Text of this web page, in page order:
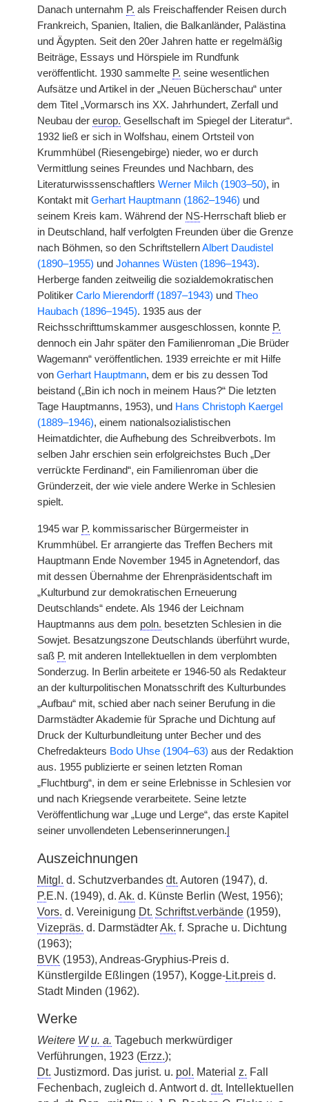
Danach unternahm P. als Freischaffender Reisen durch
Frankreich, Spanien, Italien, die Balkanländer, Palästina
und Ägypten. Seit den 20er Jahren hatte er regelmäßig
Beiträge, Essays und Hörspiele im Rundfunk
veröffentlicht. 1930 sammelte P. seine wesentlichen
Aufsätze und Artikel in der „Neuen Bücherschau“ unter
dem Titel „Vormarsch ins XX. Jahrhundert, Zerfall und
Neubau der europ. Gesellschaft im Spiegel der Literatur“.
1932 ließ er sich in Wolfshau, einem Ortsteil von
Krummhübel (Riesengebirge) nieder, wo er durch
Vermittlung seines Freundes und Nachbarn, des
Literaturwisssenschaftlers Werner Milch (1903–50), in
Kontakt mit Gerhart Hauptmann (1862–1946) und
seinem Kreis kam. Während der NS-Herrschaft blieb er
in Deutschland, half verfolgten Freunden über die Grenze
nach Böhmen, so den SchriftstellernAlbert Daudistel
(1890–1955) und Johannes Wüsten (1896–1943).
Herberge fanden zeitweilig die sozialdemokratischen
Politiker Carlo Mierendorff (1897–1943) und Theo
Haubach (1896–1945). 1935 aus der
Reichsschrifttumskammer ausgeschlossen, konnte P.
dennoch ein Jahr später den Familienroman „Die Brüder
Wagemann“ veröffentlichen. 1939 erreichte er mit Hilfe
von Gerhart Hauptmann, dem er bis zu dessen Tod
beistand („Bin ich noch in meinem Haus?“ Die letzten
Tage Hauptmanns, 1953), und Hans Christoph Kaergel
(1889–1946), einem nationalsozialistischen
Heimatdichter, die Aufhebung des Schreibverbots. Im
selben Jahr erschien sein erfolgreichstes Buch „Der
verrückte Ferdinand“, ein Familienroman über die
Gründerzeit, der wie viele andere Werke in Schlesien
spielt.
1945 war P. kommissarischer Bürgermeister in
Krummhübel. Er arrangierte das Treffen Bechers mit
Hauptmann Ende November 1945 in Agnetendorf, das
mit dessen Übernahme der Ehrenpräsidentschaft im
„Kulturbund zur demokratischen Erneuerung
Deutschlands“ endete. Als 1946 der Leichnam
Hauptmanns aus dem poln. besetzten Schlesien in die
Sowjet. Besatzungszone Deutschlands überführt wurde,
saß P. mit anderen Intellektuellen in dem verplombten
Sonderzug. In Berlin arbeitete er 1946-50 als Redakteur
an der kulturpolitischen Monatsschrift des Kulturbundes
„Aufbau“ mit, schied aber nach seiner Berufung in die
Darmstädter Akademie für Sprache und Dichtung auf
Druck der Kulturbundleitung unter Becher und des
Chefredakteurs Bodo Uhse (1904–63) aus der Redaktion
aus. 1955 publizierte er seinen letzten Roman
„Fluchtburg“, in dem er seine Erlebnisse in Schlesien vor
und nach Kriegsende verarbeitete. Seine letzte
Veröffentlichung war „Luge und Lerge“, das erste Kapitel
seiner unvollendeten Lebenserinnerungen.
Auszeichnungen
Mitgl. d. Schutzverbandes dt. Autoren (1947), d.
P.E.N. (1949), d. Ak. d. Künste Berlin (West, 1956);
Vors. d. Vereinigung Dt. Schriftst.verbände (1959),
Vizepräs. d. DarmstädterAk. f. Sprache u. Dichtung
(1963);
BVK (1953), Andreas-Gryphius-Preis d.
Künstlergilde Eßlingen (1957), Kogge-Lit.preis d.
Stadt Minden (1962).
Werke
Weitere W u. a. Tagebuch merkwürdiger
Verführungen, 1923 (Erzz.);
Dt. Justizmord. Das jurist. u. pol. Material z. Fall
Fechenbach, zugleich d. Antwort d. dt. Intellektuellen